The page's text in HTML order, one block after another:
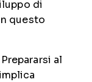
di
questo
Prepararsi al